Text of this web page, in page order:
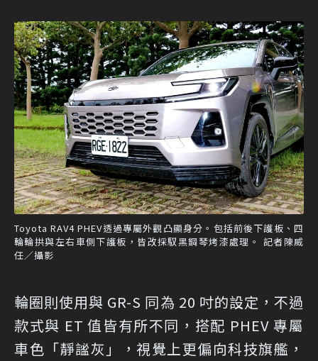
Toyota RAV4 PHEV透過專屬外觀凸顯身分。包括前後下護板、四
輪輪拱與左右車側下護板，皆改採馭黑鋼琴烤漆處理。 記者陳威
任／攝影
輪圈則使用與 GR-S 同為 20 吋的設定，不過
款式與 ET 值皆有所不同，搭配 PHEV 專屬
車色「靜謐灰」，視覺上更偏向科技旗艦，